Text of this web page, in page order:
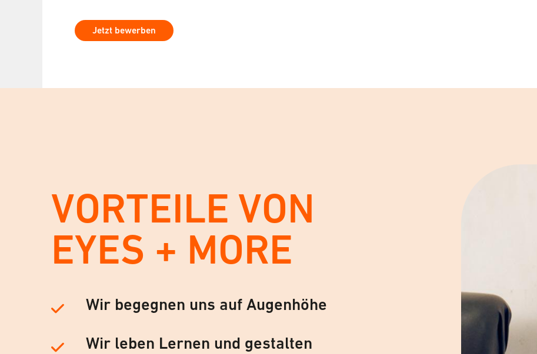
Jetzt bewerben
VORTEILE VON
EYES + MORE
Wir begegnen uns auf Augenhöhe
Wir leben Lernen und gestalten